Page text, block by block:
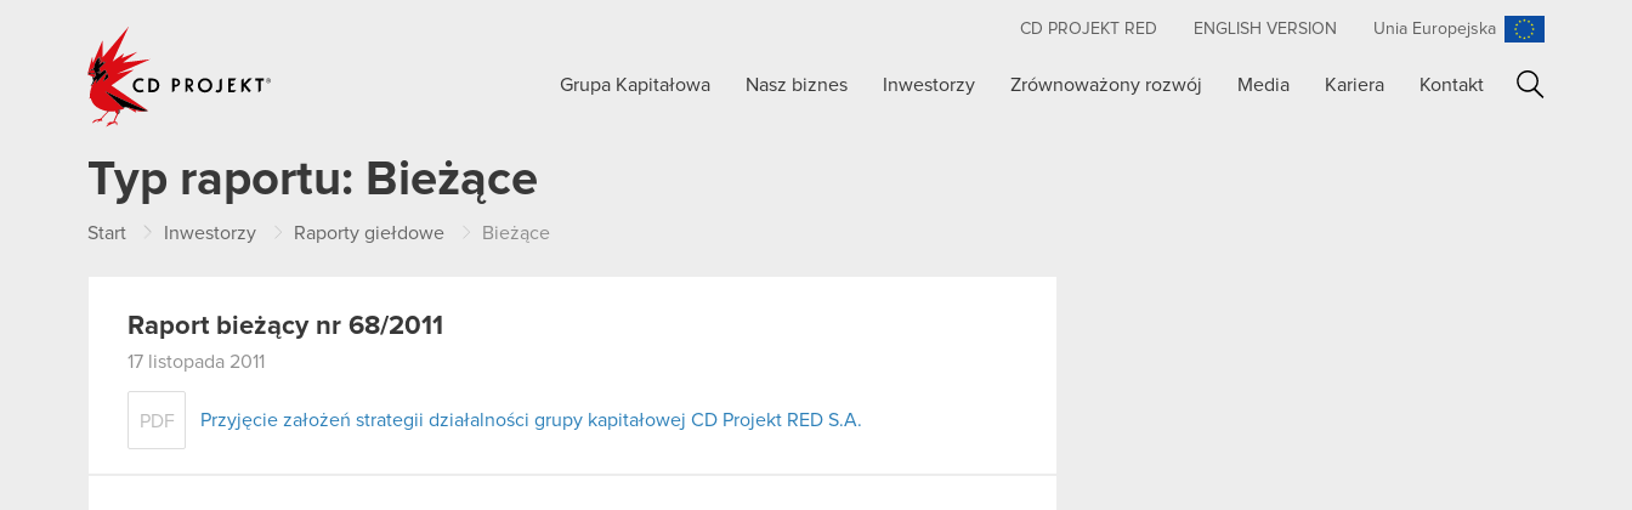
CD PROJEKT RED ENGLISH VERSION Unia Europejska
Grupa Kapitałowa Nasz biznes Inwestorzy Zrównoważony rozwój Media Kariera Kontakt
Typ raportu: Bieżące
Start Inwestorzy Raporty giełdowe Bieżące
Raport bieżący nr 68/2011
17 listopada 2011
PDF Przyjęcie założeń strategii działalności grupy kapitałowej CD Projekt RED S.A.